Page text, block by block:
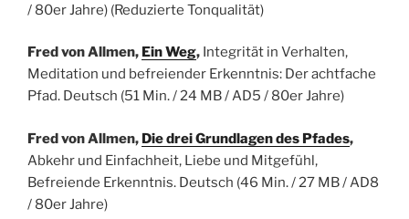
/ 80er Jahre) (Reduzierte Tonqualität)
Fred von Allmen, Ein Weg, Integrität in Verhalten,
Meditation und befreiender Erkenntnis: Der achtfache
Pfad. Deutsch (51 Min. / 24 MB / AD5 / 80er Jahre)
Fred von Allmen, Die drei Grundlagen des Pfades,
Abkehr und Einfachheit, Liebe und Mitgefühl,
Befreiende Erkenntnis. Deutsch (46 Min. / 27 MB / AD8
/ 80er Jahre)